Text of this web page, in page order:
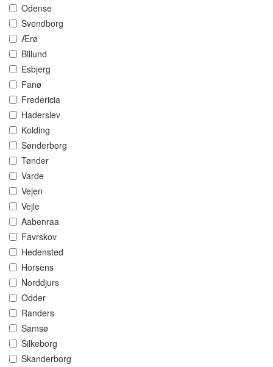
Odense
Svendborg
Ærø
Billund
Esbjerg
Fanø
Fredericia
Haderslev
Kolding
Sønderborg
Tønder
Varde
Vejen
Vejle
Aabenraa
Favrskov
Hedensted
Horsens
Norddjurs
Odder
Randers
Samsø
Silkeborg
Skanderborg